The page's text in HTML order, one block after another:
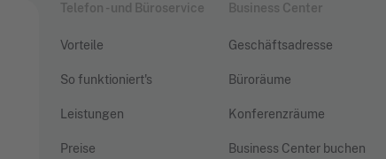
Telefon - und Büroservice
Vorteile
So funktioniert's
Leistungen
Preise
Business Center
Geschäftsadresse
Büroräume
Konferenzräume
Business Center buchen